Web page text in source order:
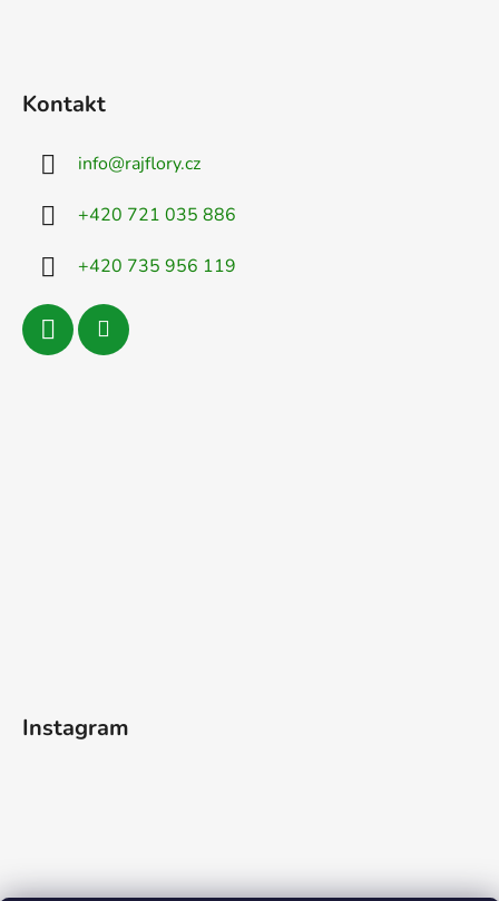
Kontakt
info@rajflory.cz
+420 721 035 886
+420 735 956 119
Instagram